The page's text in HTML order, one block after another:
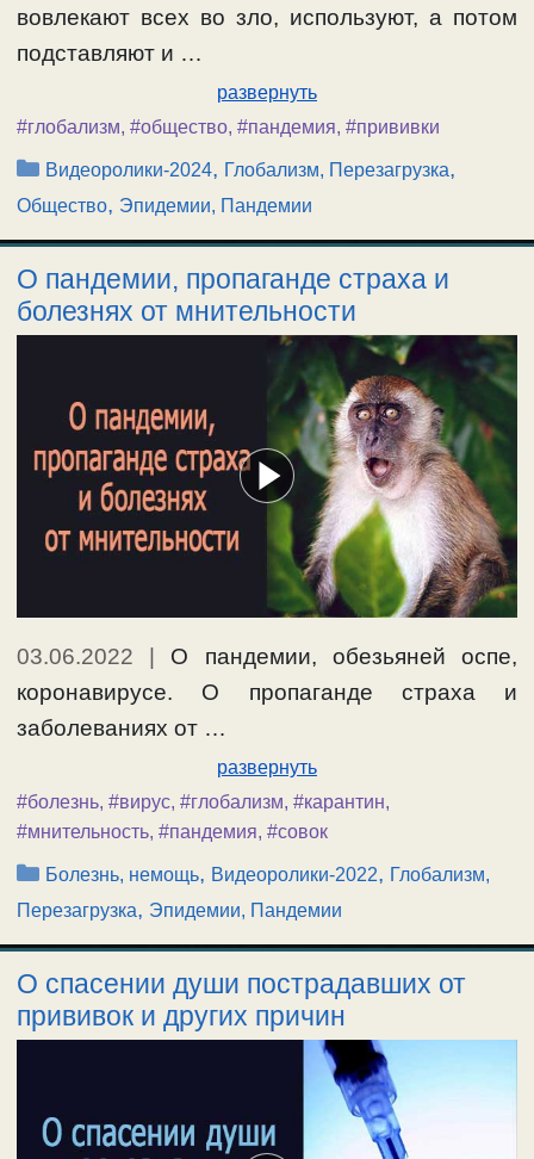
вовлекают всех во зло, используют, а потом
подставляют и …
развернуть
#глобализм, #общество, #пандемия, #прививки
Рубрики
Видеоролики-2024, Глобализм, Перезагрузка,
Общество, Эпидемии, Пандемии
О пандемии, пропаганде страха и
болезнях от мнительности
03.06.2022
О пандемии, обезьяней оспе,
коронавирусе. О пропаганде страха и
заболеваниях от …
развернуть
#болезнь, #вирус, #глобализм, #карантин,
#мнительность, #пандемия, #совок
Рубрики
Болезнь, немощь, Видеоролики-2022, Глобализм,
Перезагрузка, Эпидемии, Пандемии
О спасении души пострадавших от
прививок и других причин